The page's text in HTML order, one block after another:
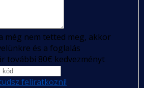
még nem tetted meg, akkor
és a foglalás
további 80€ kedvezményt
feliratkozni!